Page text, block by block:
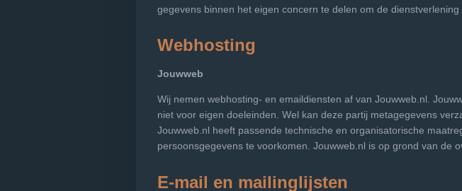
gegevens binnen het eigen concern te delen om de dienstverlening
Webhosting
Jouwweb
Wij nemen webhosting- en emaildiensten af van Jouwweb.nl.
niet voor eigen doeleinden. Wel kan deze partij metagegevens
Jouwweb.nl heeft passende technische en organisatorische
persoonsgegevens te voorkomen. Jouwweb.nl is op grond van de
E-mail en mailinglijsten